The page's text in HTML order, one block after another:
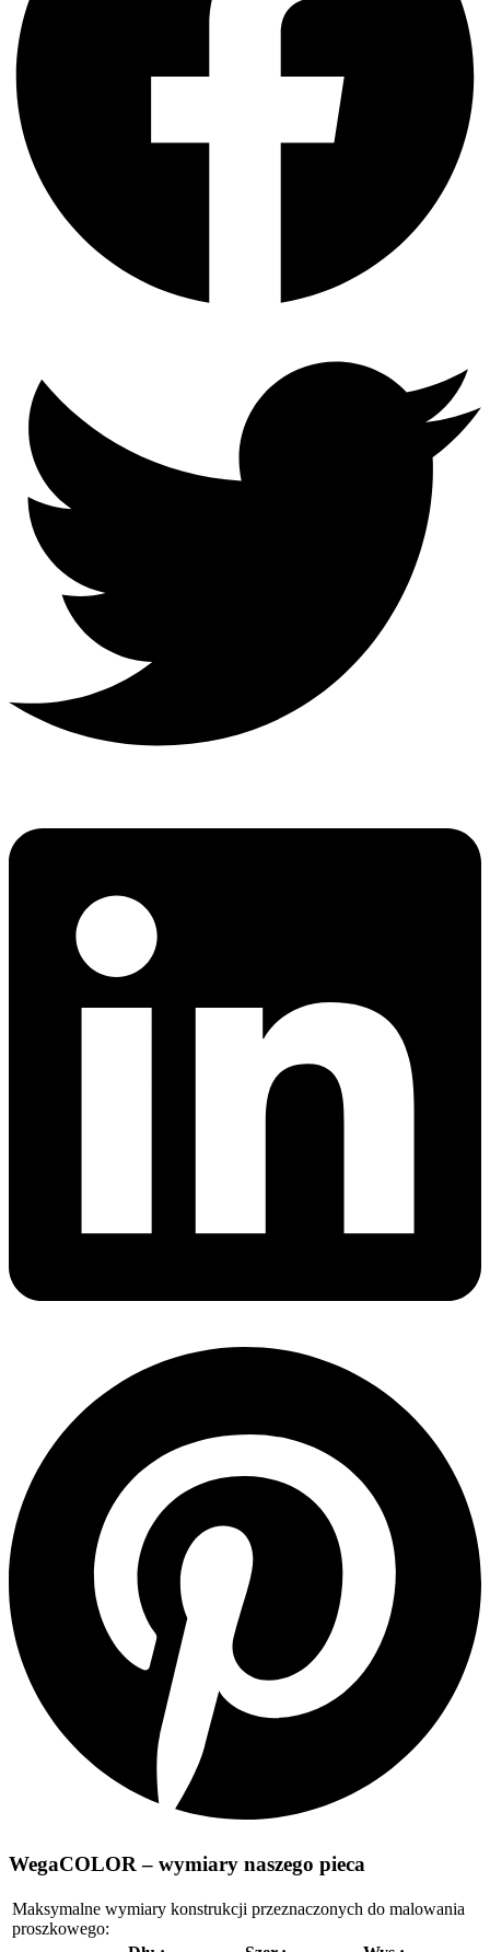
WegaCOLOR – wymiary naszego pieca
Maksymalne wymiary konstrukcji przeznaczonych do malowania
proszkowego: